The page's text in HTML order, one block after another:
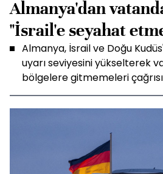
Almanya'dan
"İsrail'e seyahat
Almanya, İsrail ve Doğu
uyarı seviyesini yükselterek
bölgelere gitmemeleri